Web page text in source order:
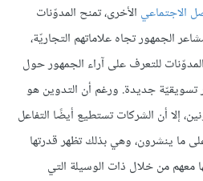
الاجتماعي الأخرى، تمنح المدوّنات
الجمهور تجاه علاماتهم التجاريّة،
للتعرف على آراء الجمهور حول
تسويقيّة جديدة. ورغم أن التدوين هو
إلا أن الشركات تستطيع أيضًا التفاعل
ما ينشرون، وهي بذلك تظهر قدرتها
معهم من خلال ذات الوسيلة التي